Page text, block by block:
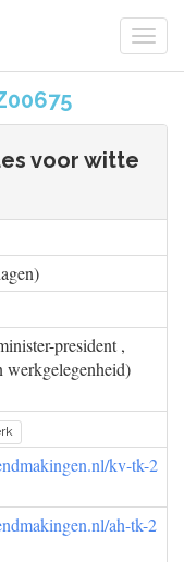
voor witte
president ,
werkgelegenheid)
kv-tk-2
ah-tk-2